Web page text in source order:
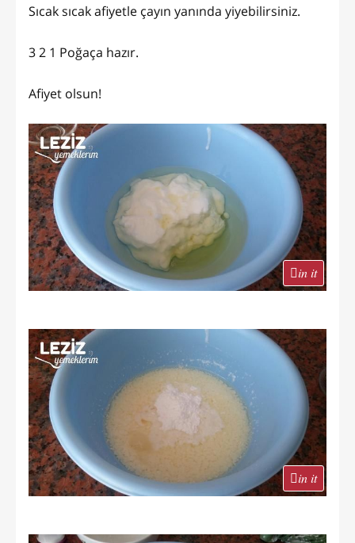
Sıcak sıcak afiyetle çayın yanında yiyebilirsiniz.
3 2 1 Poğaça hazır.
Afiyet olsun!
in it
in it